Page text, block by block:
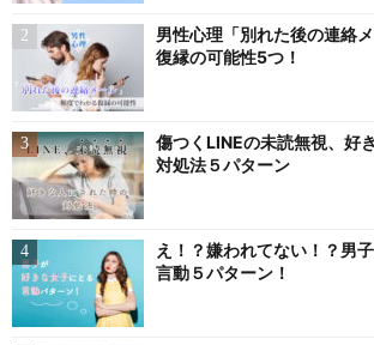
男性心理「別れた後の連絡
復縁の可能性5つ！
傷つくLINEの未読無視、好
対処法５パターン
え！？嫌われてない！？男
言動５パターン！